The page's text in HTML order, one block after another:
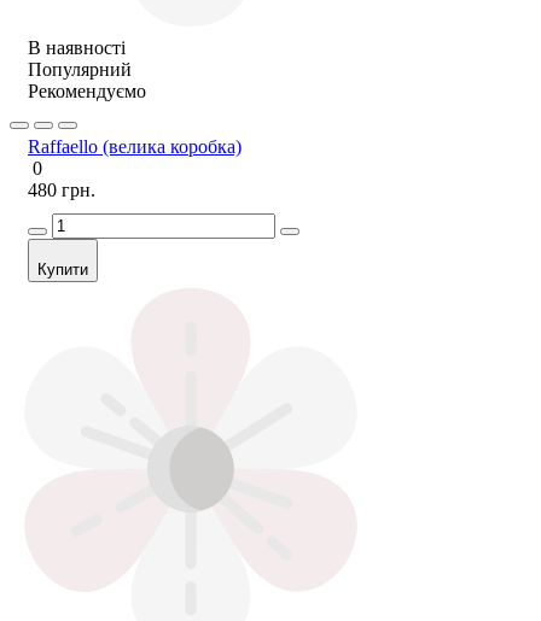
В наявності
Популярний
Рекомендуємо
Raffaello (велика коробка)
0
480 грн.
Купити